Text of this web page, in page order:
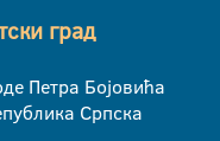
град
Петра Бојовића
Српска